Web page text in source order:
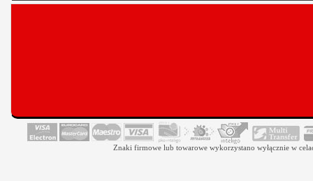
Znaki firmowe lub towarowe wykorzystano wyłącznie w